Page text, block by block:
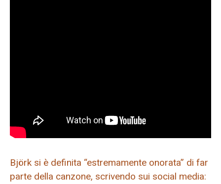
Björk si è definita “estremamente onorata” di far
parte della canzone, scrivendo sui social media: